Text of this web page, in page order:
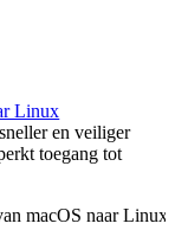
Linux
en veiliger
toegang tot